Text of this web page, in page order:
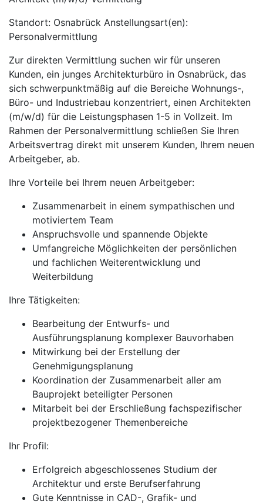
Standort: Osnabrück Anstellungsart(en):
Personalvermittlung
Zur direkten Vermittlung suchen wir für unseren
Kunden, ein junges Architekturbüro in Osnabrück, das
sich schwerpunktmäßig auf die Bereiche Wohnungs-,
Büro- und Industriebau konzentriert, einen Architekten
(m/w/d) für die Leistungsphasen 1-5 in Vollzeit. Im
Rahmen der Personalvermittlung schließen Sie Ihren
Arbeitsvertrag direkt mit unserem Kunden, Ihrem neuen
Arbeitgeber, ab.
Ihre Vorteile bei Ihrem neuen Arbeitgeber:
Zusammenarbeit in einem sympathischen und
motiviertem Team
Anspruchsvolle und spannende Objekte
Umfangreiche Möglichkeiten der persönlichen
und fachlichen Weiterentwicklung und
Weiterbildung
Ihre Tätigkeiten:
Bearbeitung der Entwurfs- und
Ausführungsplanung komplexer Bauvorhaben
Mitwirkung bei der Erstellung der
Genehmigungsplanung
Koordination der Zusammenarbeit aller am
Bauprojekt beteiligter Personen
Mitarbeit bei der Erschließung fachspezifischer
projektbezogener Themenbereiche
Ihr Profil:
Erfolgreich abgeschlossenes Studium der
Architektur und erste Berufserfahrung
Gute Kenntnisse in CAD-, Grafik- und